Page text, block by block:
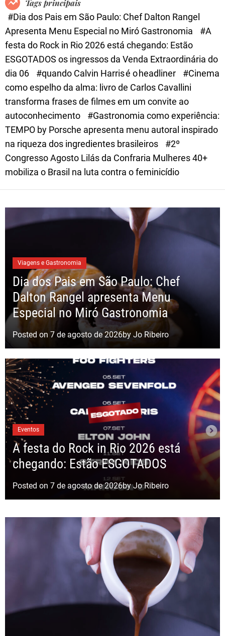
e
Tags principais
#Dia dos Pais em São Paulo: Chef Dalton Rangel
Apresenta Menu Especial no Miró Gastronomia
#A
festa do Rock in Rio 2026 está chegando: Estão
ESGOTADOS os ingressos da Venda Extraordinária do
dia 06
#quando Calvin Harris é o headliner
#Cinema
como espelho da alma: livro de Carlos Cavallini
transforma frases de filmes em um convite ao
autoconhecimento
#Gastronomia como experiência:
TEMPO by Porsche apresenta menu autoral inspirado
na riqueza dos ingredientes brasileiros
#2º
Congresso Agosto Lilás da Confraria Mulheres 40+
mobiliza o Brasil na luta contra o feminicídio
Viagens e Gastronomia
Dia dos Pais em São Paulo: Chef
Dalton Rangel apresenta Menu
Especial no Miró Gastronomia
Posted on 7 de agosto de 2026by Jo Ribeiro
Eventos
A festa do Rock in Rio 2026 está
chegando: Estão ESGOTADOS
Posted on 7 de agosto de 2026byJo Ribeiro